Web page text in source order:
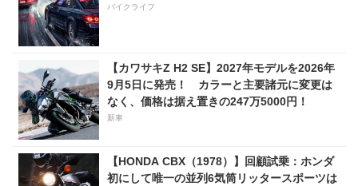
バイクライフ
【カワサキZ H2 SE】2027年モデルを2026年
9月5日に発売！ カラーと主要諸元に変更は
なく、価格は据え置きの247万5000円！
新車
【HONDA CBX（1978）】回顧試乗：ホンダ
初にして唯一の並列6気筒リッタースポーツは